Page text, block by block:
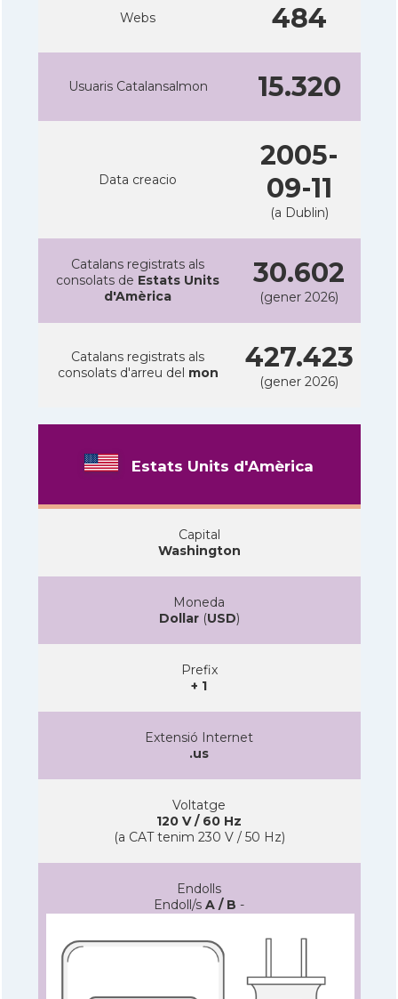
Webs 484
Usuaris Catalansalmon 15.320
Data creacio
2005-
09-11
(a Dublin)
Catalans registrats als
consolats de Estats Units
d'Amèrica
30.602
(gener 2026)
Catalans registrats als
consolats d'arreu del mon 427.423
(gener 2026)
Estats Units d'Amèrica
Capital
Washington
Moneda
Dollar(USD)
Prefix
+ 1
Extensió Internet
.us
Voltatge
120 V / 60 Hz
(a CAT tenim 230 V / 50 Hz)
Endolls
Endoll/s A / B -